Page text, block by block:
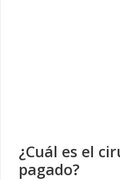
¿Cuál es el
pagado?